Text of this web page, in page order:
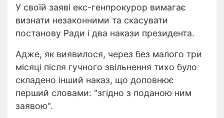
У своїй заяві екс-генпрокурор вимагає
визнати незаконними та скасувати
постанову Ради і два накази президента.
Адже, як виявилося, через без малого три
місяці після гучного звільнення тихо було
складено інший наказ, що доповнює
перший словами: "згідно з поданою ним
заявою".